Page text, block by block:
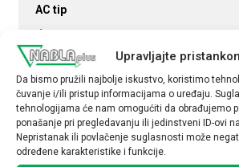
Upravljajte
Da bismo pružili najbolje iskustvo, koristimo
čuvanje i/ili pristup informacijama o uređaju.
tehnologijama će nam omogućiti da obrađujemo
ponašanje pri pregledavanju ili jedinstveni ID-ovi
Nepristanak ili povlačenje suglasnosti može
određene karakteristike i funkcije.
AC tip
da
Broj polova
4P
Osjetljivost (mA)
500mA